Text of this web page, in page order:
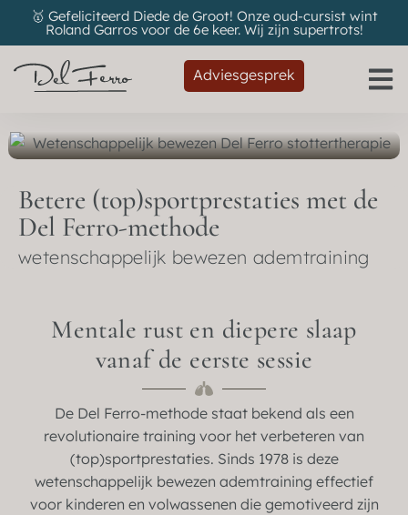
🥇 Gefeliciteerd Diede de Groot! Onze oud-cursist wint
Roland Garros voor de 6e keer. Wij zijn supertrots!
Adviesgesprek
Betere (top)sportprestaties met de
Del Ferro-methode
wetenschappelijk bewezen ademtraining
Mentale rust en diepere slaap
vanaf de eerste sessie
De Del Ferro-methode staat bekend als een
revolutionaire training voor het verbeteren van
(top)sportprestaties. Sinds 1978 is deze
wetenschappelijk bewezen ademtraining effectief
voor kinderen en volwassenen die gemotiveerd zijn